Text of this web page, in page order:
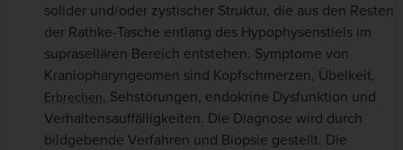
solider und/oder zystischer Struktur, die aus den Resten
der Rathke-Tasche entlang des Hypophysenstiels im
suprasellären Bereich entstehen. Symptome von
Kraniopharyngeomen sind Kopfschmerzen, Übelkeit,
Erbrechen, Sehstörungen, endokrine Dysfunktion und
Verhaltensauffälligkeiten. Die Diagnose wird durch
bildgebende Verfahren und Biopsie gestellt. Die